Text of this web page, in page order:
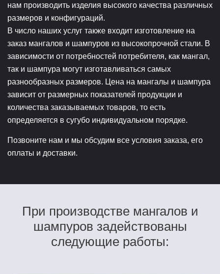
нам производить изделия высокого качества различных
размеров и конфигураций.
В число наших услуг также входит изготовление на
заказ мангалов и шампуров из высокопрочной стали. В
зависимости от потребностей потребителя, как мангал,
так и шампура могут изготавливаться самых
разнообразных размеров. Цена на мангалы и шампура
зависит от размерных показателей продукции и
количества заказываемых товаров, то есть
определяется в сугубо индивидуальном порядке.
Позвоните нам и мы обсудим все условия заказа, его
оплаты и доставки.
При производстве мангалов и
шампуров задействованы
следующие работы: